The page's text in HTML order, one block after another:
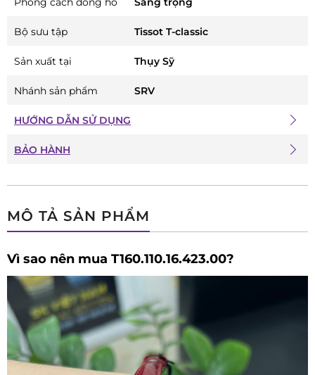
MÔ TẢ SẢN PHẨM
Vì sao nên mua T160.110.16.423.00?
Bộ sưu tập Tissot T-classic
Sản xuất tại Thụy Sỹ
Nhánh sản phẩm SRV
HƯỚNG DẪN SỬ DỤNG
BẢO HÀNH